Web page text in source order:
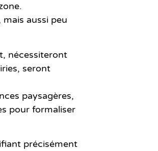
aussi peu
nécessiteront
seront
paysagères,
pour formaliser
précisément